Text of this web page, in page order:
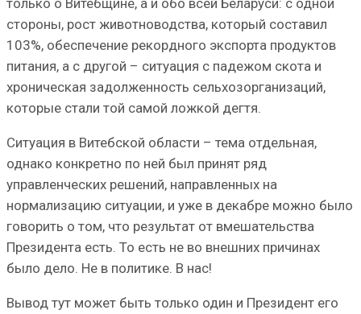
стороны, рост животноводства, который составил
103%, обеспечение рекордного экспорта продуктов
питания, а с другой – ситуация с падежом скота и
хроническая задолженность сельхозорганизаций,
которые стали той самой ложкой дегтя.
Ситуация в Витебской области – тема отдельная,
однако конкретно по ней был принят ряд
управленческих решений, направленных на
нормализацию ситуации, и уже в декабре можно было
говорить о том, что результат от вмешательства
Президента есть. То есть не во внешних причинах
было дело. Не в политике. В нас!
Вывод тут может быть только один и Президент его